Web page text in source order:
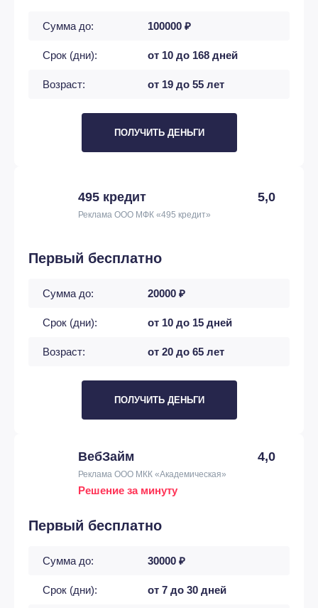
Сумма до: 100000 ₽
Срок (дни): от 10 до 168 дней
Возраст: от 19 до 55 лет
ПОЛУЧИТЬ ДЕНЬГИ
495 кредит 5,0
Реклама ООО МФК «495 кредит»
Первый бесплатно
Сумма до: 20000 ₽
Срок (дни): от 10 до 15 дней
Возраст: от 20 до 65 лет
ПОЛУЧИТЬ ДЕНЬГИ
ВебЗайм 4,0
Реклама ООО МКК «Академическая»
Решение за минуту
Первый бесплатно
Сумма до: 30000 ₽
Срок (дни): от 7 до 30 дней